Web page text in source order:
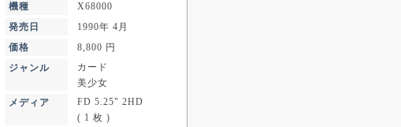
機種
X68000
発売日
1990年 4月
価格
8,800 円
ジャンル
カード
美少女
メディア
FD 5.25" 2HD
( 1 枚 )